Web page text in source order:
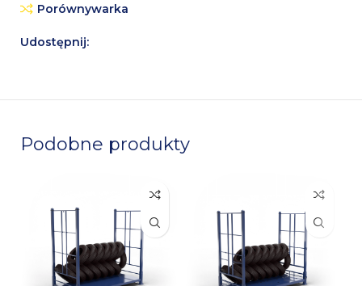
Porównywarka
Udostępnij:
Podobne produkty